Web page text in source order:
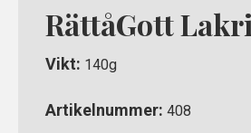
RättåGott
Vikt: 140g
Artikelnummer: 408